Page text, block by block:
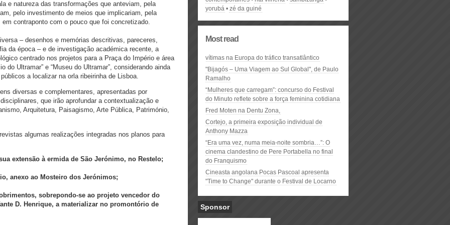
e natureza das transformações que anteviam, pela
pelo investimento de meios que implicariam, pela
contraponto com o pouco que foi concretizado.
– desenhos e memórias descritivas, pareceres,
da época – e de investigação académica recente, a
centrado nos projetos para a Praça do Império e área
do Ultramar” e “Museu do Ultramar”, considerando ainda
a localizar na orla ribeirinha de Lisboa.
diversas e complementares, apresentadas por
que irão aprofundar a contextualização e
Arquitetura, Paisagismo, Arte Pública, Património,
algumas realizações integradas nos planos para
extensão à ermida de São Jerónimo, no Restelo;
anexo ao Mosteiro dos Jerónimos;
sobrepondo-se ao projeto vencedor do
D. Henrique, a materializar no promontório de
yorubá
zé da guiné
Most read
vítimas na Europa do tráfico transatlântico
"Bijagós – Uma Viagem ao Sul Global", de Paulo
Ramalho
“Mulheres que carregam”: concurso do Festival
do Minuto reflete sobre a força feminina cotidiana
Fred Moten na Dentu Zona,
Cortejo, a primeira exposição individual de
Anthony Mazza
“Era uma vez, numa meia-noite sombria…”: O
cinema clandestino de Pere Portabella no final
do Franquismo
Cineasta angolana Pocas Pascoal apresenta
"Time to Change" durante o Festival de Locarno
Sponsor